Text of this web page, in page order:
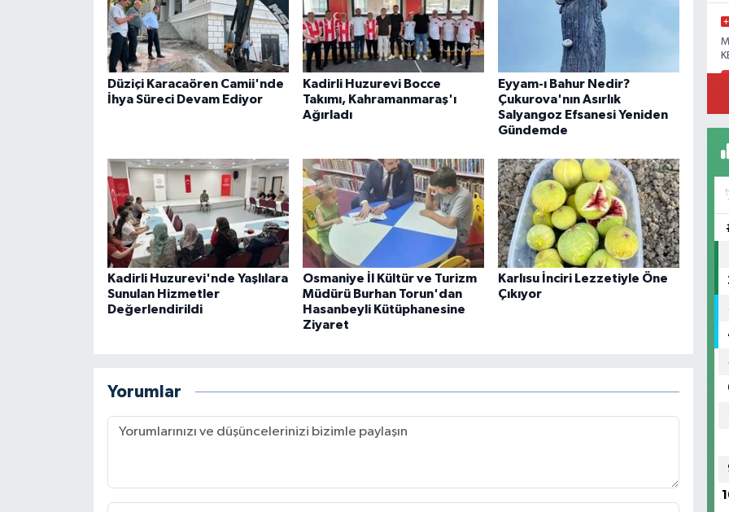
Düziçi Karacaören Camii'nde
İhya Süreci Devam Ediyor
Kadirli Huzurevi Bocce
Takımı, Kahramanmaraş'ı
Ağırladı
Eyyam-ı Bahur Nedir?
Çukurova'nın Asırlık
Salyangoz Efsanesi Yeniden
Gündemde
Kadirli Huzurevi'nde Yaşlılara
Sunulan Hizmetler
Değerlendirildi
Osmaniye İl Kültür ve Turizm
Müdürü Burhan Torun'dan
Hasanbeyli Kütüphanesine
Ziyaret
Karlısu İnciri Lezzetiyle Öne
Çıkıyor
Yorumlar